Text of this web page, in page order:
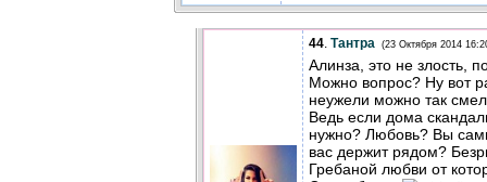
44. Тантра (23 Октября 2014
Алинза, это не злость,
Можно вопрос? Ну вот
неужели можно так
Ведь если дома
нужно? Любовь? Вы
вас держит рядом?
Гребаной любви от